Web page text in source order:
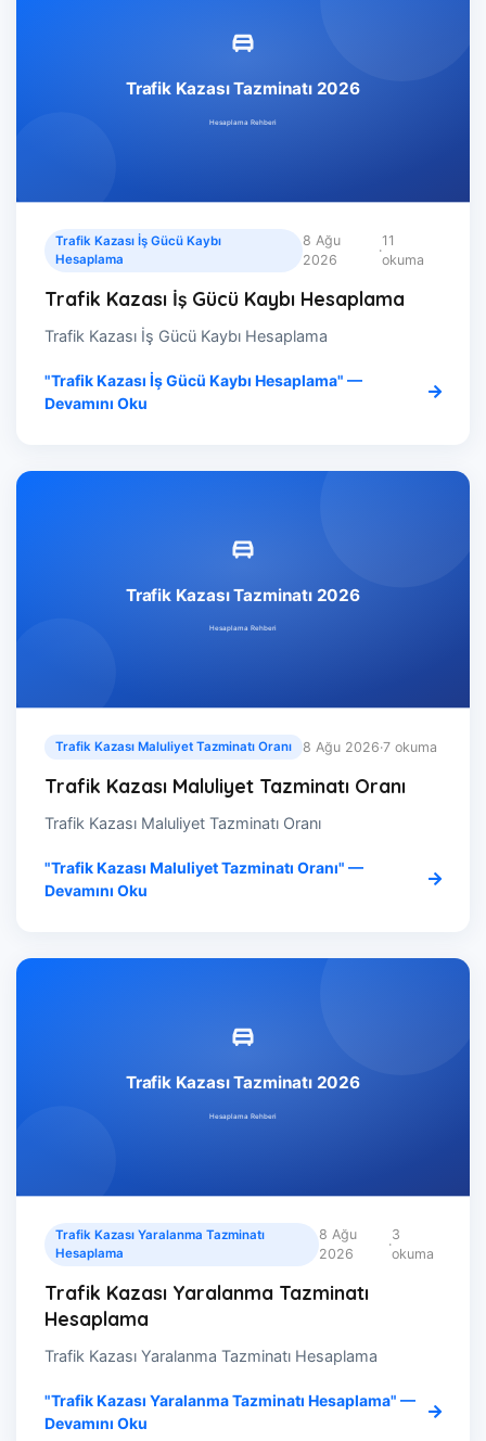
Trafik Kazası İş Gücü Kaybı
Hesaplama
8 Ağu
2026
·
11
okuma
Trafik Kazası İş Gücü Kaybı Hesaplama
Trafik Kazası İş Gücü Kaybı Hesaplama
"Trafik Kazası İş Gücü Kaybı Hesaplama" —
Devamını Oku
Trafik Kazası Maluliyet Tazminatı Oranı 8 Ağu 2026·7 okuma
Trafik Kazası Maluliyet Tazminatı Oranı
Trafik Kazası Maluliyet Tazminatı Oranı
"Trafik Kazası Maluliyet Tazminatı Oranı" —
Devamını Oku
Trafik Kazası Yaralanma Tazminatı
Hesaplama
8 Ağu
2026
·
3
okuma
Trafik Kazası Yaralanma Tazminatı
Hesaplama
Trafik Kazası Yaralanma Tazminatı Hesaplama
"Trafik Kazası Yaralanma Tazminatı Hesaplama" —
Devamını Oku